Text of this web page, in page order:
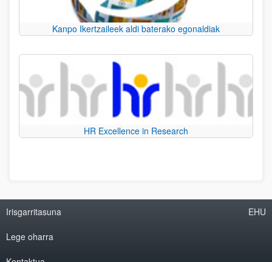
Kanpo Ikertzaileek aldi baterako egonaldiak
HR Excellence in Research
Irisgarritasuna
Lege oharra
EHU